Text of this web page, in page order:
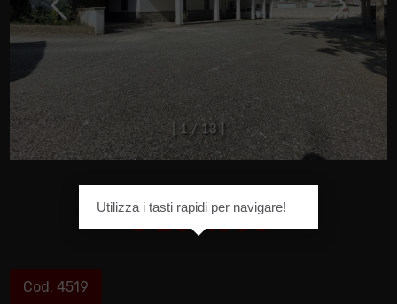
1 / 13 ]
€ 260.000
Cod. 4519
Utilizza i tasti rapidi per navigare!